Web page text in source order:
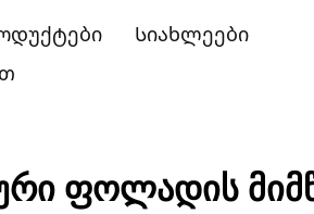
Სიახლეები
ფოლადის